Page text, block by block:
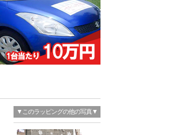
▼このラッピングの他の写真▼